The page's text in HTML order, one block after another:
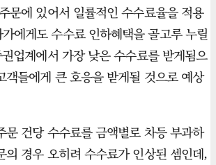
문에 있어서 일률적인 수수료율을 적용
가에게도 수수료 인하혜택을 골고루 누릴
권업계에서 가장 낮은 수수료를 받게됨으
객들에게 큰 호응을 받게될 것으로 예상
문 건당 수수료를 금액별로 차등 부과하
의 경우 오히려 수수료가 인상된 셈인데,